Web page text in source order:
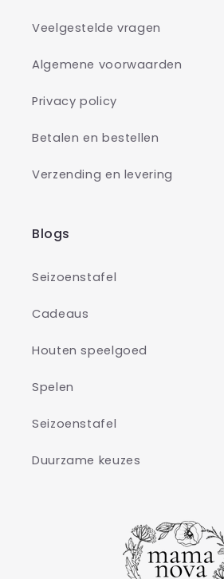
Veelgestelde vragen
Algemene voorwaarden
Privacy policy
Betalen en bestellen
Verzending en levering
Blogs
Seizoenstafel
Cadeaus
Houten speelgoed
Spelen
Seizoenstafel
Duurzame keuzes